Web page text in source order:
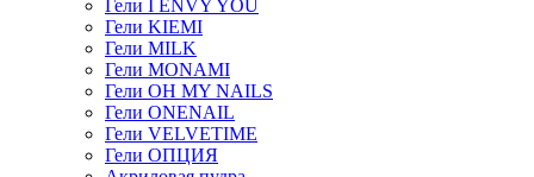
Гели I ENVY YOU
Гели KIEMI
Гели MILK
Гели MONAMI
Гели OH MY NAILS
Гели ONENAIL
Гели VELVETIME
Гели ОПЦИЯ